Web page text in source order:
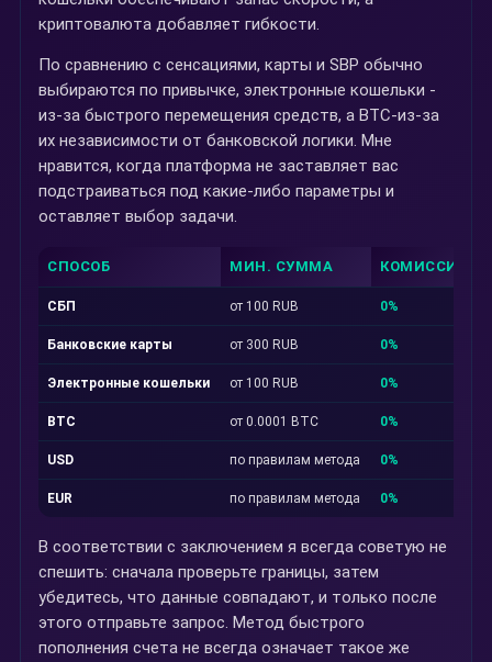
криптовалюта добавляет гибкости.
По сравнению с сенсациями, карты и SBP обычно
выбираются по привычке, электронные кошельки -
из-за быстрого перемещения средств, а BTC-из-за
их независимости от банковской логики. Мне
нравится, когда платформа не заставляет вас
подстраиваться под какие-либо параметры и
оставляет выбор задачи.
СПОСОБ МИН. СУММА КОМИССИЯ
СБП от 100 RUB 0%
Банковские карты от 300 RUB 0%
Электронные кошельки от 100 RUB 0%
BTC от 0.0001 BTC 0%
USD по правилам метода 0%
EUR по правилам метода 0%
В соответствии с заключением я всегда советую не
спешить: сначала проверьте границы, затем
убедитесь, что данные совпадают, и только после
этого отправьте запрос. Метод быстрого
пополнения счета не всегда означает такое же